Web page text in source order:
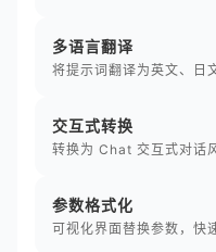
多语言翻译
将提示词翻译为英文、日
交互式转换
转换为 Chat 交互式对话
参数格式化
可视化界面替换参数，快